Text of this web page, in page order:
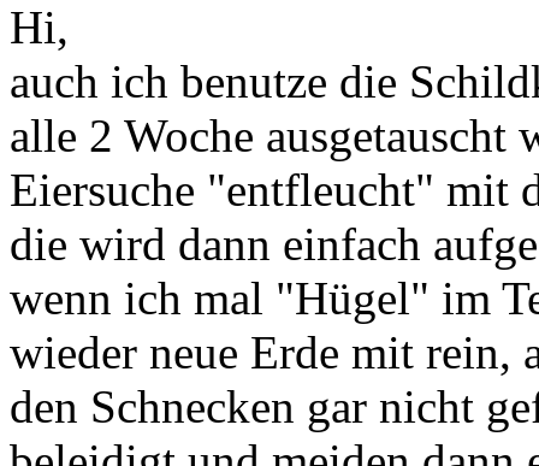
Hi,
auch ich benutze die
alle 2 Woche ausgetauscht
Eiersuche "entfleucht" mit
die wird dann einfach
wenn ich mal "Hügel" im
wieder neue Erde mit rein,
den Schnecken gar nicht